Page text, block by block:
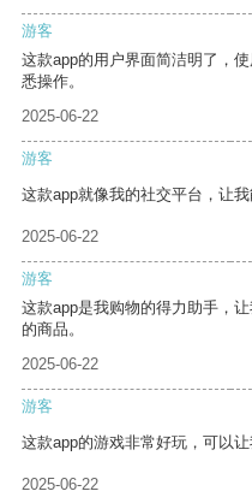
游客
这款app的用户界面简洁明了，
悉操作。
2025-06-22
游客
这款app就像我的社交平台，让
2025-06-22
游客
这款app是我购物的得力助手，
的商品。
2025-06-22
游客
这款app的游戏非常好玩，可以让
2025-06-22